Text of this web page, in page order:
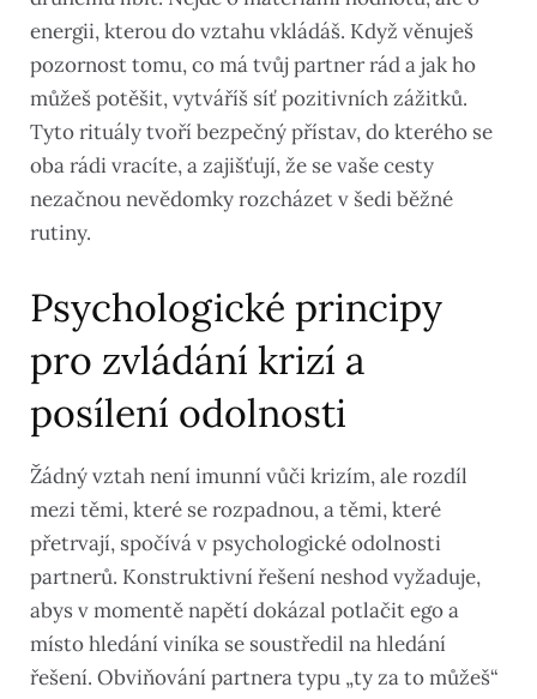
energii, kterou do vztahu vkládáš. Když věnuješ
pozornost tomu, co má tvůj partner rád a jak ho
můžeš potěšit, vytváříš síť pozitivních zážitků.
Tyto rituály tvoří bezpečný přístav, do kterého se
oba rádi vracíte, a zajišťují, že se vaše cesty
nezačnou nevědomky rozcházet v šedi běžné
rutiny.
Psychologické principy
pro zvládání krizí a
posílení odolnosti
Žádný vztah není imunní vůči krizím, ale rozdíl
mezi těmi, které se rozpadnou, a těmi, které
přetrvají, spočívá v psychologické odolnosti
partnerů. Konstruktivní řešení neshod vyžaduje,
abys v momentě napětí dokázal potlačit ego a
místo hledání viníka se soustředil na hledání
řešení. Obviňování partnera typu „ty za to můžeš“